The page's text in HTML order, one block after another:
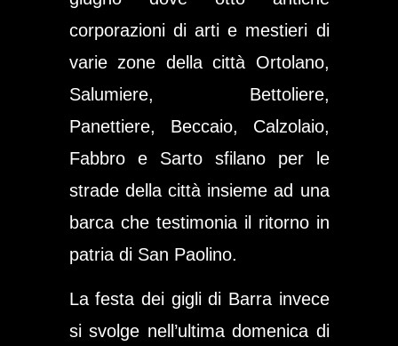
corporazioni di arti e mestieri di
varie zone della città Ortolano,
Salumiere, Bettoliere,
Panettiere, Beccaio, Calzolaio,
Fabbro e Sartosfilano per le
strade della città insieme ad una
barca che testimonia il ritorno in
patria di San Paolino.
La festa dei gigli di Barra invece
si svolge nell’ultima domenica di